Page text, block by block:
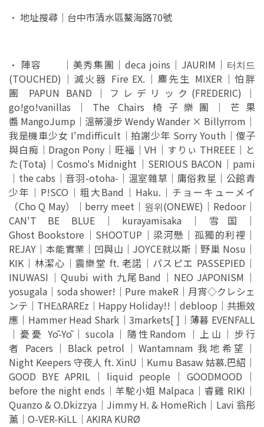
• 地址搜尋｜台中市清水區鰲海路70號
• 陣容 ｜美秀集團｜deca joins｜JAURIM｜터치드
(TOUCHED)｜滅火器 Fire EX.｜麋先生 MIXER｜怕胖
團 PAPUN BAND｜フレデリック(FREDERIC)｜
go!go!vanillas｜The Chairs 椅子樂團｜芒果
醬 MangoJump｜溫蒂漫步 Wendy Wander × Billyrrom｜
我是機車少女 I'mdifficult｜拍謝少年 Sorry Youth｜傻子
與白痴｜Dragon Pony｜旺福｜VH｜すりぃ THREEE｜と
た(Tota)｜Cosmo's Midnight｜SERIOUS BACON｜pami
｜the cabs｜音羽-otoha-｜溫室雜草｜庸俗救星｜公館青
少年｜P!SCO｜粗大Band｜Haku.｜チョーキューメイ
（Cho Q May）｜berry meet｜원위(ONEWE)｜Redoor｜
CAN'T BE BLUE｜kurayamisaka｜雪国｜
Ghost Bookstore｜SHOOTUP｜梁河懸｜孤獨的利裡｜
REJAY｜本能實業｜凹與山｜JOYCE就以斯｜野巢 Nosu｜
KIK｜林潔心｜震樂堂 ft. 老諾｜パスピエ PASSEPIED｜
INUWASI｜Quubi with 九尾Band｜NEO JAPONISM｜
yosugala｜soda shower!｜Pure makeR｜月宵◇クレシェ
ンテ｜THEΔRAREz｜Happy Holiday!!｜debloop｜共振效
應｜Hammer Head Shark｜3markets[ ]｜薄暮 EVENFALL
｜憂憂 Yō-Yō｜sucola｜隨性Random｜上山｜步行
者 Pacers｜Black petrol｜Wantamnam 我地希望｜
Night Keepers 守夜人 ft. XinU｜Kumu Basaw 姑慕.巴紹｜
GOOD BYE APRIL｜liquid people｜GOODMOOD｜
before the night ends｜羊駝小姐 Malpaca｜睿雞 RIKI｜
Quanzo & O.Dkizzya｜Jimmy H. & HomeRich｜Lavi 翁彤
薰｜O-VER-KiLL｜AKIRA KURØ